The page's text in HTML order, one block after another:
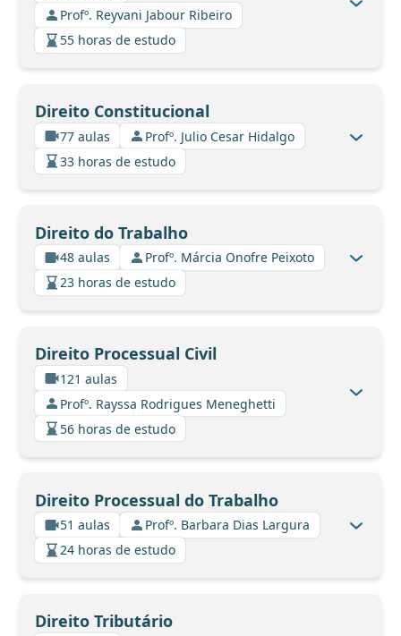
Profº. Reyvani Jabour Ribeiro
55 horas de estudo
Direito Constitucional
77 aulas
Profº. Julio Cesar Hidalgo
33 horas de estudo
Direito do Trabalho
48 aulas
Profº. Márcia Onofre Peixoto
23 horas de estudo
Direito Processual Civil
121 aulas
Profº. Rayssa Rodrigues Meneghetti
56 horas de estudo
Direito Processual do Trabalho
51 aulas
Profº. Barbara Dias Largura
24 horas de estudo
Direito Tributário